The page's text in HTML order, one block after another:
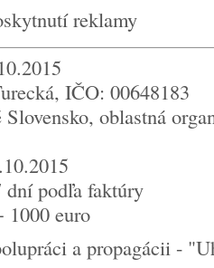
reklamy
IČO: 00648183
oblastná
podľa faktúry
1000 euro
a propagácii -